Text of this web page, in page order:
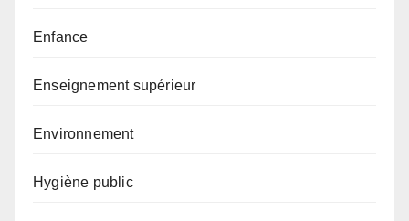
Enfance
Enseignement supérieur
Environnement
Hygiène public